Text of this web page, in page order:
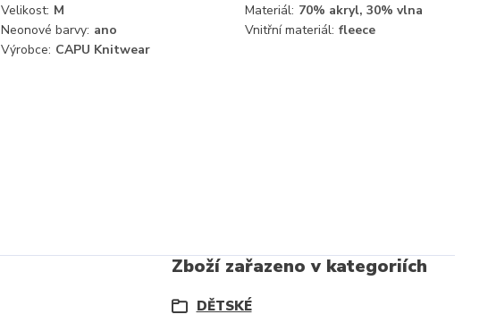
Velikost: M Materiál: 70% akryl, 30% vlna
Neonové barvy: ano Vnitřní materiál: fleece
Výrobce: CAPU Knitwear
Zboží zařazeno v kategoriích
DĚTSKÉ